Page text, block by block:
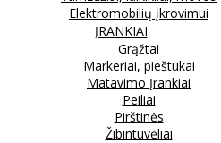
Elektromobilių įkrovimui
ĮRANKIAI
Grąžtai
Markeriai, pieštukai
Matavimo Įrankiai
Peiliai
Pirštinės
Žibintuvėliai